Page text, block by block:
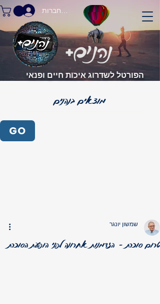
הפורטל לשדרוג איכות חיים ופנאי
התחברות
GO
טרום סוכרת – הזדמנות אחרונה לפני הופעת הסוכרת
שמשון יונגר